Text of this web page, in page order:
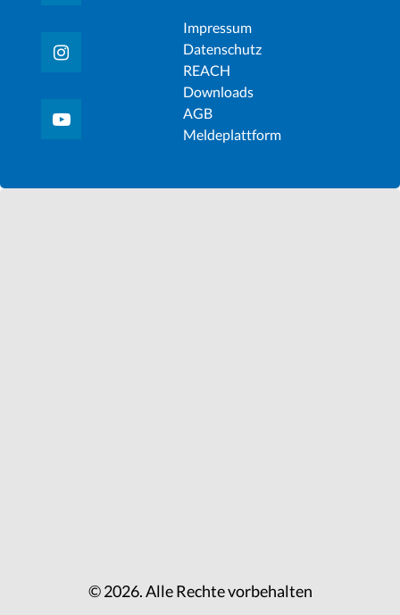
Impressum
Datenschutz
REACH
Downloads
AGB
Meldeplattform
© 2026. Alle Rechte vorbehalten